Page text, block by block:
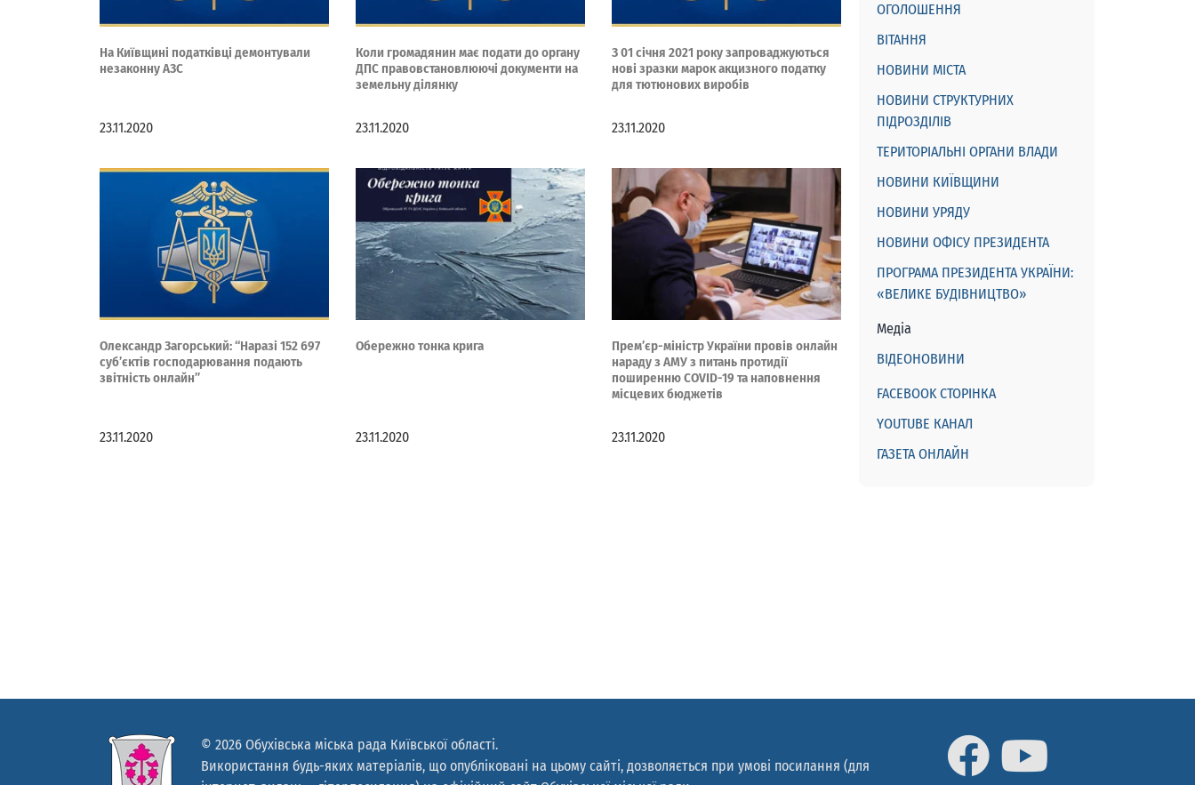
На Київщині податківці демонтували
незаконну АЗС
23.11.2020
Коли громадянин має подати до органу
ДПС правовстановлюючі документи на
земельну ділянку
23.11.2020
З 01 січня 2021 року запроваджуються
нові зразки марок акцизного податку
для тютюнових виробів
23.11.2020
Олександр Загорський: “Наразі 152 697
суб’єктів господарювання подають
звітність онлайн”
23.11.2020
Обережно тонка крига
23.11.2020
Прем’єр-міністр України провів онлайн
нараду з АМУ з питань протидії
поширенню COVID-19 та наповнення
місцевих бюджетів
23.11.2020
ОГОЛОШЕННЯ
ВІТАННЯ
НОВИНИ МІСТА
НОВИНИ СТРУКТУРНИХ
ПІДРОЗДІЛІВ
ТЕРИТОРІАЛЬНІ ОРГАНИ ВЛАДИ
НОВИНИ КИЇВЩИНИ
НОВИНИ УРЯДУ
НОВИНИ ОФІСУ ПРЕЗИДЕНТА
ПРОГРАМА ПРЕЗИДЕНТА УКРАЇНИ:
«ВЕЛИКЕ БУДІВНИЦТВО»
Медіа
ВІДЕОНОВИНИ
FACEBOOK СТОРІНКА
YOUTUBE КАНАЛ
ГАЗЕТА ОНЛАЙН
© 2026 Обухівська міська рада Київської області.
Використання будь-яких матеріалів, що опубліковані на цьому сайті, дозволяється при умові посилання (для